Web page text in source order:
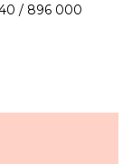
/ 896 000